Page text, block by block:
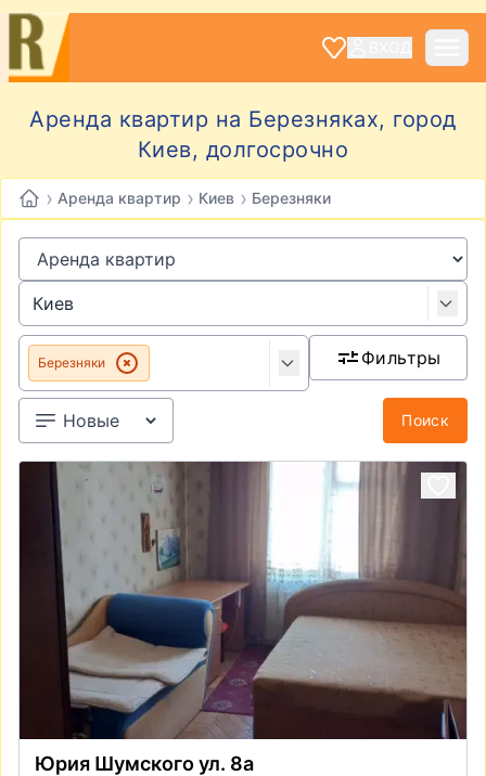
Аренда квартир на Березняках, город
Киев, долгосрочно
› Аренда квартир › Киев › Березняки
Березняки Фильтры
Поиск
Юрия Шумского ул. 8а